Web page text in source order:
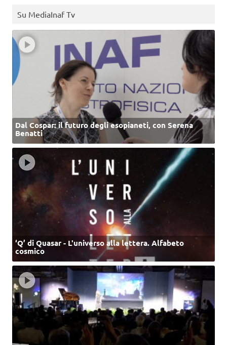
Su MediaInaf Tv
Dal Cospar: il futuro degli esopianeti, con Serena
Benatti
‘Q’ di Quasar - L'universo alla lettera. Alfabeto
cosmico